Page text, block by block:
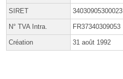
SIRET 34030905300023
N° TVA Intra. FR37340309053
Création 31 août 1992